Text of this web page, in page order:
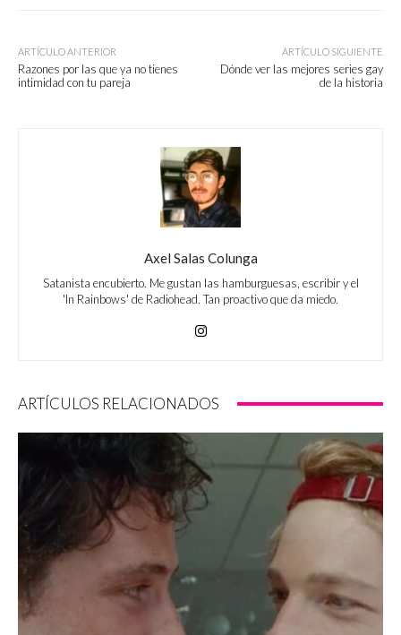
ARTÍCULO ANTERIOR
Razones por las que ya no tienes
intimidad con tu pareja
ARTÍCULO SIGUIENTE
Dónde ver las mejores series gay
de la historia
Axel Salas Colunga
Satanista encubierto. Me gustan las hamburguesas, escribir y el
'In Rainbows' de Radiohead. Tan proactivo que da miedo.
ARTÍCULOS RELACIONADOS